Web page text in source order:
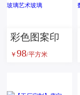
彩色图案印
刷玻璃高温
￥ 98/平方米